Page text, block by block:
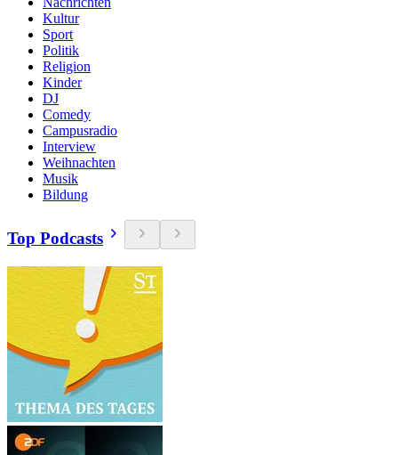
Kultur
Sport
Politik
Religion
Kinder
DJ
Comedy
Campusradio
Interview
Weihnachten
Musik
Bildung
Top Podcasts